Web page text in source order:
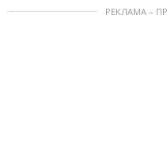
РЕКЛАМА –